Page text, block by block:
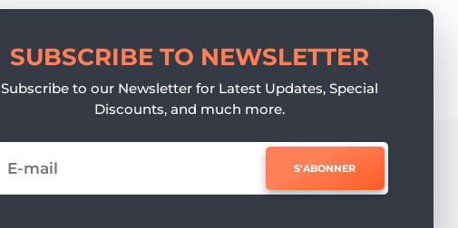
SUBSCRIBE TO NEWSLETTER
Subscribe to our Newsletter for Latest Updates, Special
Discounts, and much more.
S'ABONNER